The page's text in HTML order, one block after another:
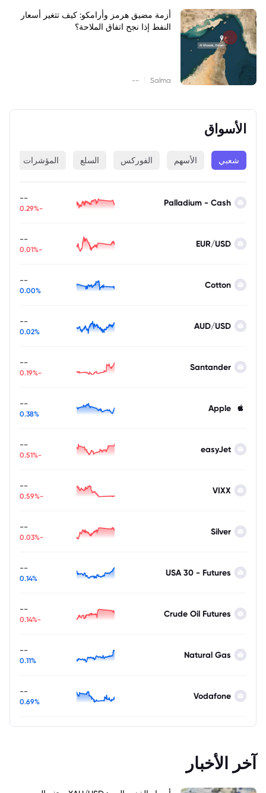
أزمة مضيق هرمز وأرامكو: كيف تتغير أسعار
النفط إذا نجح اتفاق الملاحة؟
Salma
--
الأسواق
شعبي الأسهم الفوركس السلع المؤشرات
Palladium - Cash
--
-0.29%
EUR/USD
--
-0.01%
Cotton
--
0.00%
AUD/USD
--
0.02%
Santander
--
-0.19%
Apple
--
0.38%
easyJet
--
-0.51%
VIXX
--
-0.59%
Silver
--
-0.03%
USA 30 - Futures
--
0.14%
Crude Oil Futures
--
-0.14%
Natural Gas
--
0.11%
Vodafone
--
0.69%
آخر الأخبار